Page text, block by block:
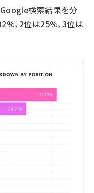
検索結果を分
、2位は25％、3位は